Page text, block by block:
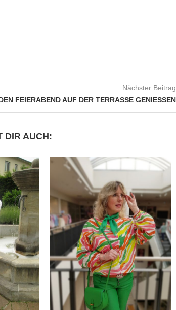
Nächster Beitrag
FEIERABEND AUF DER TERRASSE GENIESSEN
DIR AUCH: